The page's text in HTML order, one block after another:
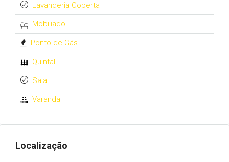
Lavanderia Coberta
Mobiliado
Ponto de Gás
Quintal
Sala
Varanda
Localização